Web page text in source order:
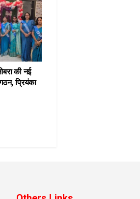
की नई
प्रियंका